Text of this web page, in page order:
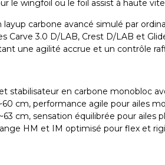
le wingfoil ou le foil assist à haute
carbone avancé simulé par
Carve 3.0 D/LAB, Crest D/LAB et
une agilité accrue et un contrôle
stabilisateur en carbone monobloc
cm, performance agile pour ailes
cm, sensation équilibrée pour ailes
HM et IM optimisé pour flex et